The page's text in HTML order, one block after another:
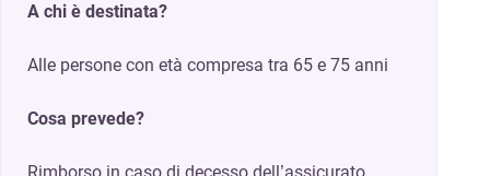
A chi è destinata?
Alle persone con età compresa tra 65 e 75 anni
Cosa prevede?